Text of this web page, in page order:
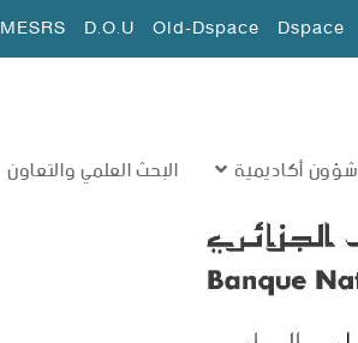
Dspace
Old-Dspace
D.O.U
MESRS
شؤون أكاديمية البحث العلمي والتعاون